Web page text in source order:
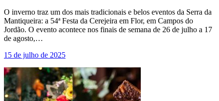
O inverno traz um dos mais tradicionais e belos eventos da Serra da
Mantiqueira: a 54ª Festa da Cerejeira em Flor, em Campos do
Jordão. O evento acontece nos finais de semana de 26 de julho a 17
de agosto,…
15 de julho de 2025